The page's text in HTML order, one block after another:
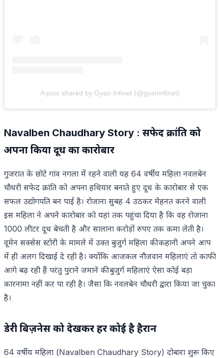
A post shared by Gyan Infinet (@gyaninfinet)
Navalben Chaudhary Story : सफेद क्रांति को
अपना किया दूध का कारोबार
गुजरात के छोटे गांव नगला में रहने वाली यह 64 वर्षीय महिला नवलबेन
चौधरी सफेद क्रांति को अपना हथियार बनाते हुए दूध के कारोबार से एक
सफल उद्योगपति बन पाई है। रोजाना सुबह 4 उठकर मेहनत करने वाली
इस महिला ने अपने कारोबार को यहां तक पहुंचा दिया है कि वह रोजाना
1000 लीटर दूध बेचती है और सालाना करोड़ों रुपए तक कमा लेती है।
वूमेन सक्सेस स्टोरी के मामले में उक्त बुजुर्ग महिला की कहानी अपने आप
में ही अलग दिखाई दे रही है। क्योंकि आजकल नौजवान महिलाएं तो काफी
आगे बढ़ रही हैं परंतु पुराने जमाने की बुजुर्ग महिलाएं ऐसा कोई बड़ा
कारनामा नहीं कर पा रही है। जैसा कि नवलबेन चौधरी द्वारा किया जा चुका
है।
डेरी बिज़नेस को देखकर हर कोई है हैरान
64 वर्षीय महिला (Navalben Chaudhary Story) दोबारा शुरू किए